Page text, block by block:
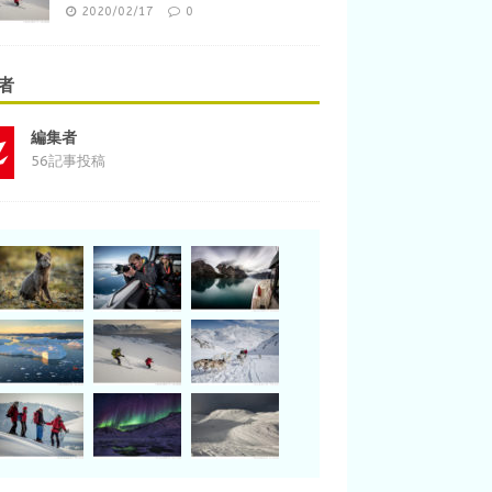
2020/02/17 0
編集者
56記事投稿